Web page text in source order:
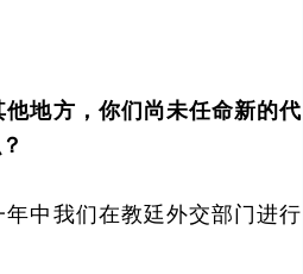
地方，你们尚未任命新的代
中我们在教廷外交部门进行